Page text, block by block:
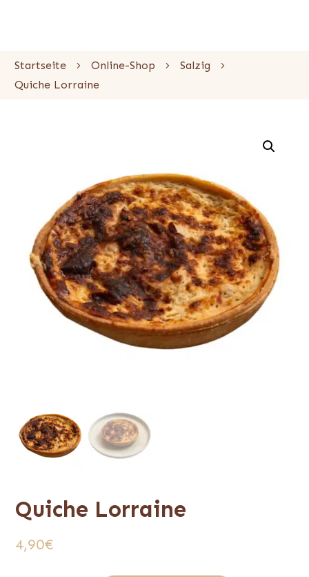
Startseite Online-Shop
Salzig
Quiche Lorraine
Quiche Lorraine
4,90€